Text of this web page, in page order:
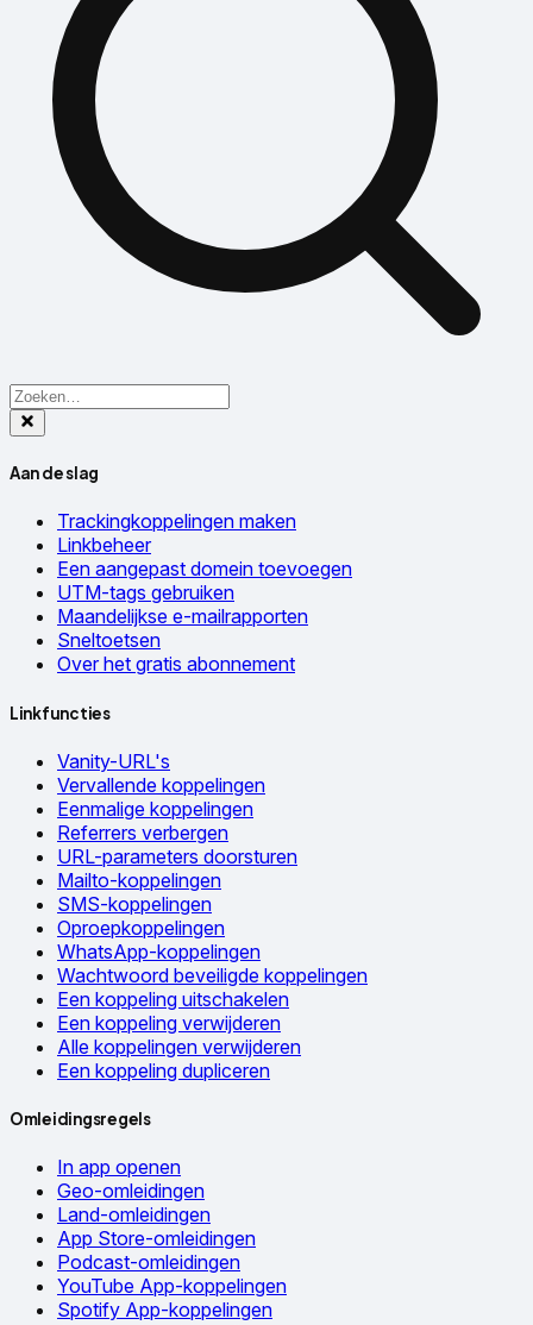
Aan de slag
Trackingkoppelingen maken
Linkbeheer
Een aangepast domein toevoegen
UTM-tags gebruiken
Maandelijkse e-mailrapporten
Sneltoetsen
Over het gratis abonnement
Linkfuncties
Vanity-URL's
Vervallende koppelingen
Eenmalige koppelingen
Referrers verbergen
URL-parameters doorsturen
Mailto-koppelingen
SMS-koppelingen
Oproepkoppelingen
WhatsApp-koppelingen
Wachtwoord beveiligde koppelingen
Een koppeling uitschakelen
Een koppeling verwijderen
Alle koppelingen verwijderen
Een koppeling dupliceren
Omleidingsregels
In app openen
Geo-omleidingen
Land-omleidingen
App Store-omleidingen
Podcast-omleidingen
YouTube App-koppelingen
Spotify App-koppelingen